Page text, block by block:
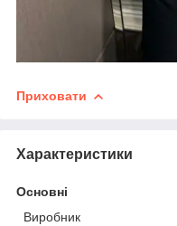
Приховати
Характеристики
Основні
Виробник